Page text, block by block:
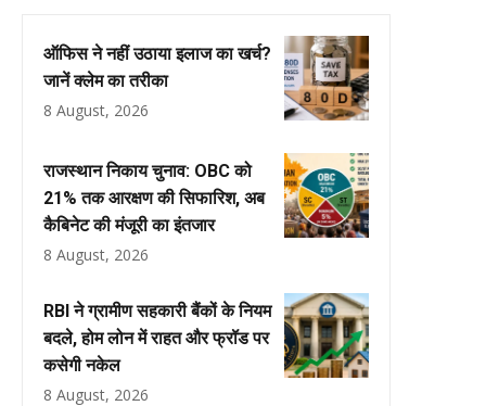
ऑफिस ने नहीं उठाया इलाज का खर्च?
जानें क्लेम का तरीका
8 August, 2026
राजस्थान निकाय चुनाव: OBC को
21% तक आरक्षण की सिफारिश, अब
कैबिनेट की मंजूरी का इंतजार
8 August, 2026
RBI ने ग्रामीण सहकारी बैंकों के नियम
बदले, होम लोन में राहत और फ्रॉड पर
कसेगी नकेल
8 August, 2026